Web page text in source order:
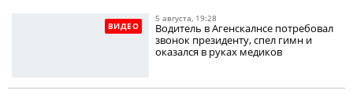
ВИДЕО
5 августа, 19:28
Водитель в Агенскалнсе потребовал
звонок президенту, спел гимн и
оказался в руках медиков